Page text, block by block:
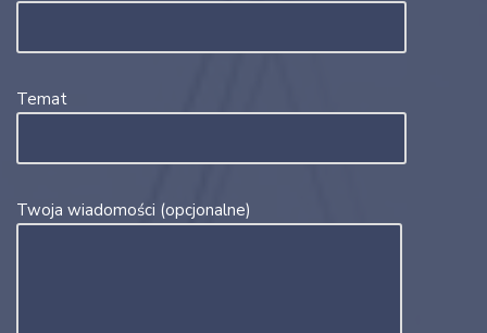
Temat
Twoja wiadomości (opcjonalne)